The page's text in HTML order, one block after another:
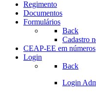
Regimento
Documentos
Formulários
Back
Cadastro
CEAP-EE em números
Login
Back
Login